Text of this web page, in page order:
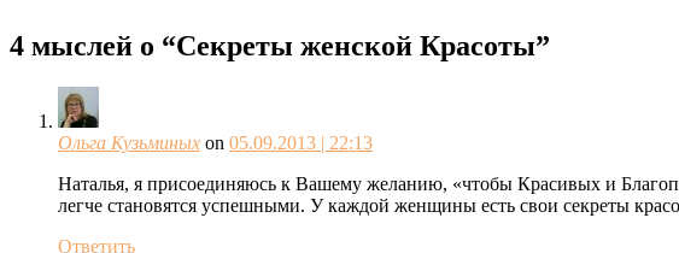
4 мыслей о “Секреты женской Красоты”
Ольга Кузьминых on 05.09.2013 | 22:13
Наталья, я присоединяюсь к Вашему желанию, «чтобы Красивых и
легче становятся успешными. У каждой женщины есть свои секреты
Ответить